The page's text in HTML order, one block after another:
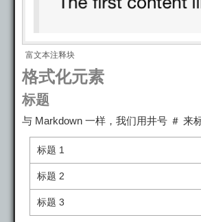
富文本注释块
格式化元素
标题
与 Markdown 一样，我们用井号 ＃
标题 1
标题 2
标题 3